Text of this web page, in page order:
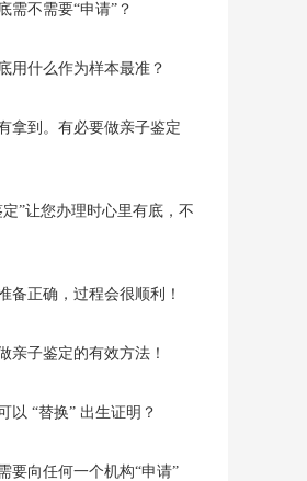
需不需要“申请”？
用什么作为样本最准？
拿到。有必要做亲子鉴定
”让您办理时心里有底，不
备正确，过程会很顺利！
亲子鉴定的有效方法！
以 “替换” 出生证明？
要向任何一个机构“申请”